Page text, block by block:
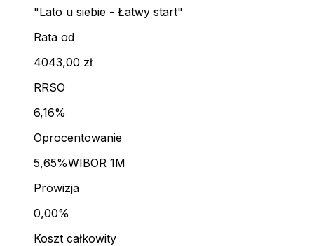
"Lato u siebie - Łatwy start"
Rata od
4043,00 zł
RRSO
6,16%
Oprocentowanie
5,65%WIBOR 1M
Prowizja
0,00%
Koszt całkowity